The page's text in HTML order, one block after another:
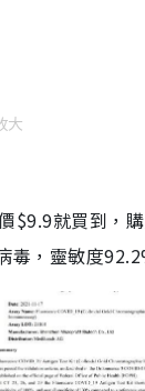
大
就買到，
，靈敏度